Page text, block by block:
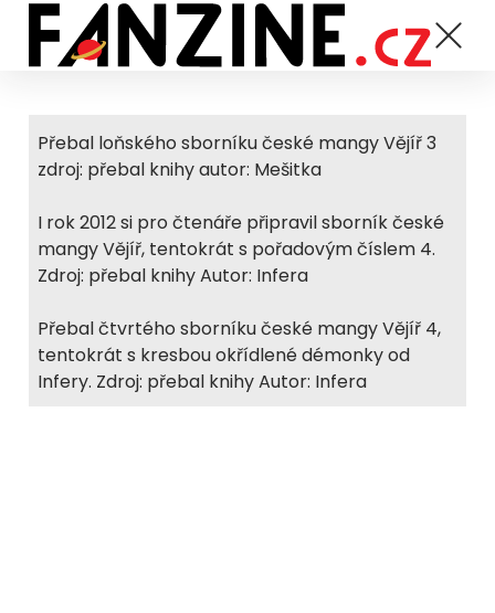
Přebal loňského sborníku české mangy Vějíř 3
zdroj: přebal knihy autor: Mešitka
I rok 2012 si pro čtenáře připravil sborník české
mangy Vějíř, tentokrát s pořadovým číslem 4.
Zdroj: přebal knihy Autor: Infera
Přebal čtvrtého sborníku české mangy Vějíř 4,
tentokrát s kresbou okřídlené démonky od
Infery. Zdroj: přebal knihy Autor: Infera